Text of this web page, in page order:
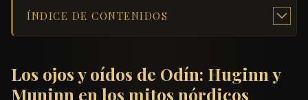
ÍNDICE DE CONTENIDOS
Los ojos y oídos de Odín: Huginn y
Muninn en los mitos nórdicos